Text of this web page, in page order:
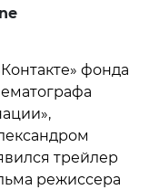
фонда
трейлер
режиссера